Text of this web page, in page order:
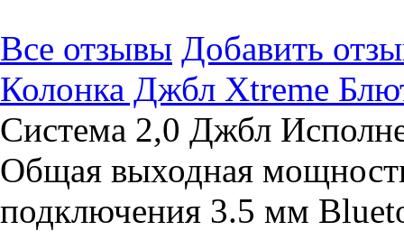
Все отзывы Добавить
Колонка Джбл Xtreme
Система 2,0 Джбл
Общая выходная
подключения 3.5 мм